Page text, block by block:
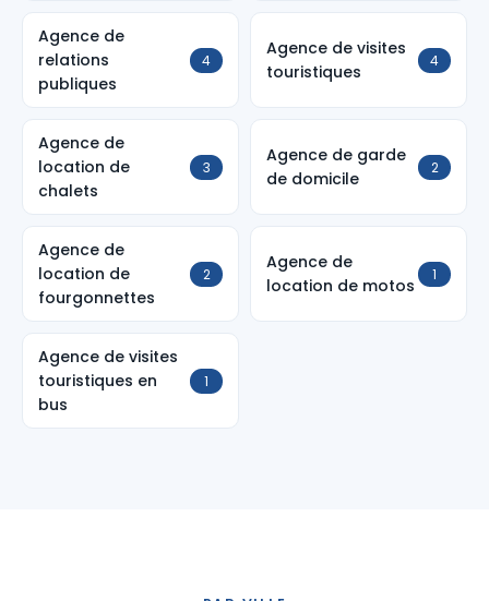
Agence de
relations
publiques
4
Agence de visites
touristiques
4
Agence de
location de
chalets
3
Agence de garde
de domicile
2
Agence de
location de
fourgonnettes
2
Agence de
location de motos
1
Agence de visites
touristiques en
bus
1